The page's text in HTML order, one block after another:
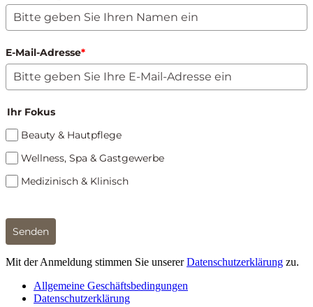
E-Mail-Adresse*
Ihr Fokus
Beauty & Hautpflege
Wellness, Spa & Gastgewerbe
Medizinisch & Klinisch
Senden
Mit der Anmeldung stimmen Sie unsererDatenschutzerklärung zu.
Allgemeine Geschäftsbedingungen
Datenschutzerklärung